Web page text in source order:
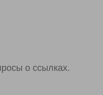
о ссылках.